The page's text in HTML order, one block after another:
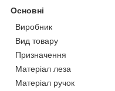
Основні
Виробник
Вид товару
Призначення
Матеріал леза
Матеріал ручок